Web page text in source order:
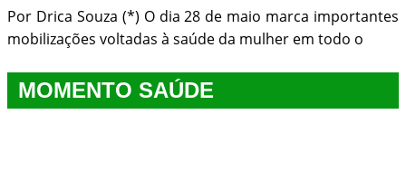
Por Drica Souza (*) O dia 28 de maio marca importantes
mobilizações voltadas à saúde da mulher em todo o
MOMENTO SAÚDE